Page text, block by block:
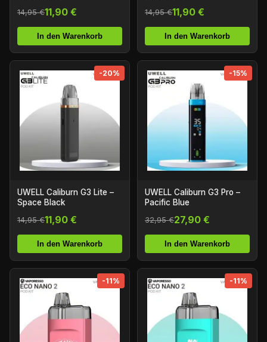
14,95 €11,90 €
In den Warenkorb
14,95 €11,90 €
In den Warenkorb
-20%
UWELL Caliburn G3 Lite –
Space Black
14,95 €11,90 €
In den Warenkorb
-15%
UWELL Caliburn G3 Pro –
Pacific Blue
32,95 €27,90 €
In den Warenkorb
-11% -11%